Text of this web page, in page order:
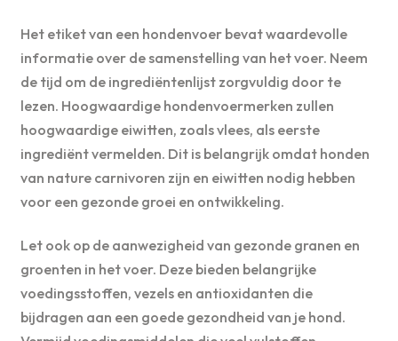
Het etiket van een hondenvoer bevat waardevolle
informatie over de samenstelling van het voer. Neem
de tijd om de ingrediëntenlijst zorgvuldig door te
lezen. Hoogwaardige hondenvoermerken zullen
hoogwaardige eiwitten, zoals vlees, als eerste
ingrediënt vermelden. Dit is belangrijk omdat honden
van nature carnivoren zijn en eiwitten nodig hebben
voor een gezonde groei en ontwikkeling.
Let ook op de aanwezigheid van gezonde granen en
groenten in het voer. Deze bieden belangrijke
voedingsstoffen, vezels en antioxidanten die
bijdragen aan een goede gezondheid van je hond.